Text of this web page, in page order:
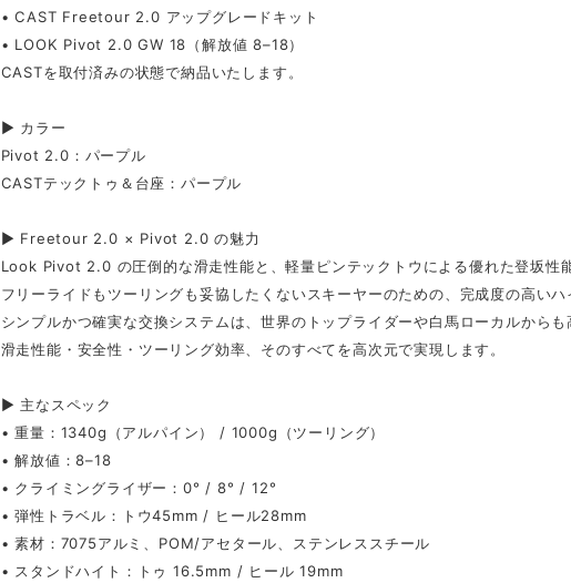
• CAST Freetour 2.0 アップグレードキット
• LOOK Pivot 2.0 GW 18（解放値 8–18）
CASTを取付済みの状態で納品いたします。
▶ カラー
Pivot 2.0：パープル
CASTテックトゥ＆台座：パープル
▶ Freetour 2.0 × Pivot 2.0 の魅力
Look Pivot 2.0 の圧倒的な滑走性能と、軽量ピンテックトウによる優れた登坂性能
フリーライドもツーリングも妥協したくないスキーヤーのための、完成度の高いハ
シンプルかつ確実な交換システムは、世界のトップライダーや白馬ローカルからも
滑走性能・安全性・ツーリング効率、そのすべてを高次元で実現します。
▶ 主なスペック
• 重量：1340g（アルパイン） / 1000g（ツーリング）
• 解放値：8–18
• クライミングライザー：0° / 8° / 12°
• 弾性トラベル：トウ45mm / ヒール28mm
• 素材：7075アルミ、POM/アセタール、ステンレススチール
• スタンドハイト：トゥ 16.5mm / ヒール 19mm